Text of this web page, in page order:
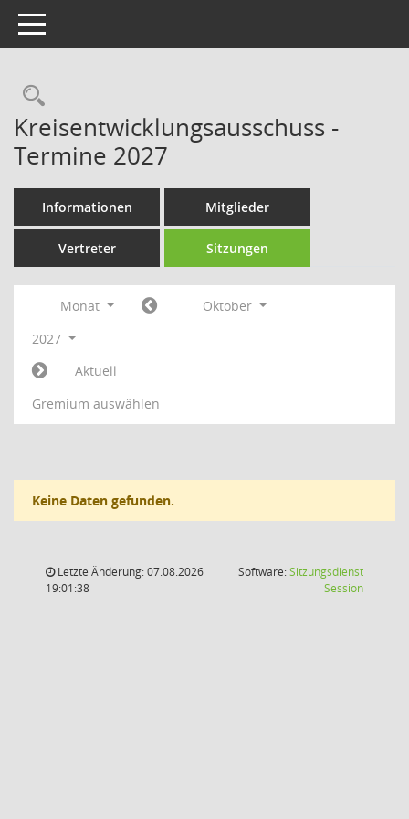
Toggle navigation
Rechercheauswahl
Kreisentwicklungsausschuss -
Termine 2027
Informationen Mitglieder
Vertreter Sitzungen
Monat
Oktober
2027
Aktuell
Gremium auswählen
Keine Daten gefunden.
Letzte Änderung: 07.08.2026
19:01:38
Software:Sitzungsdienst
Session(Wird in